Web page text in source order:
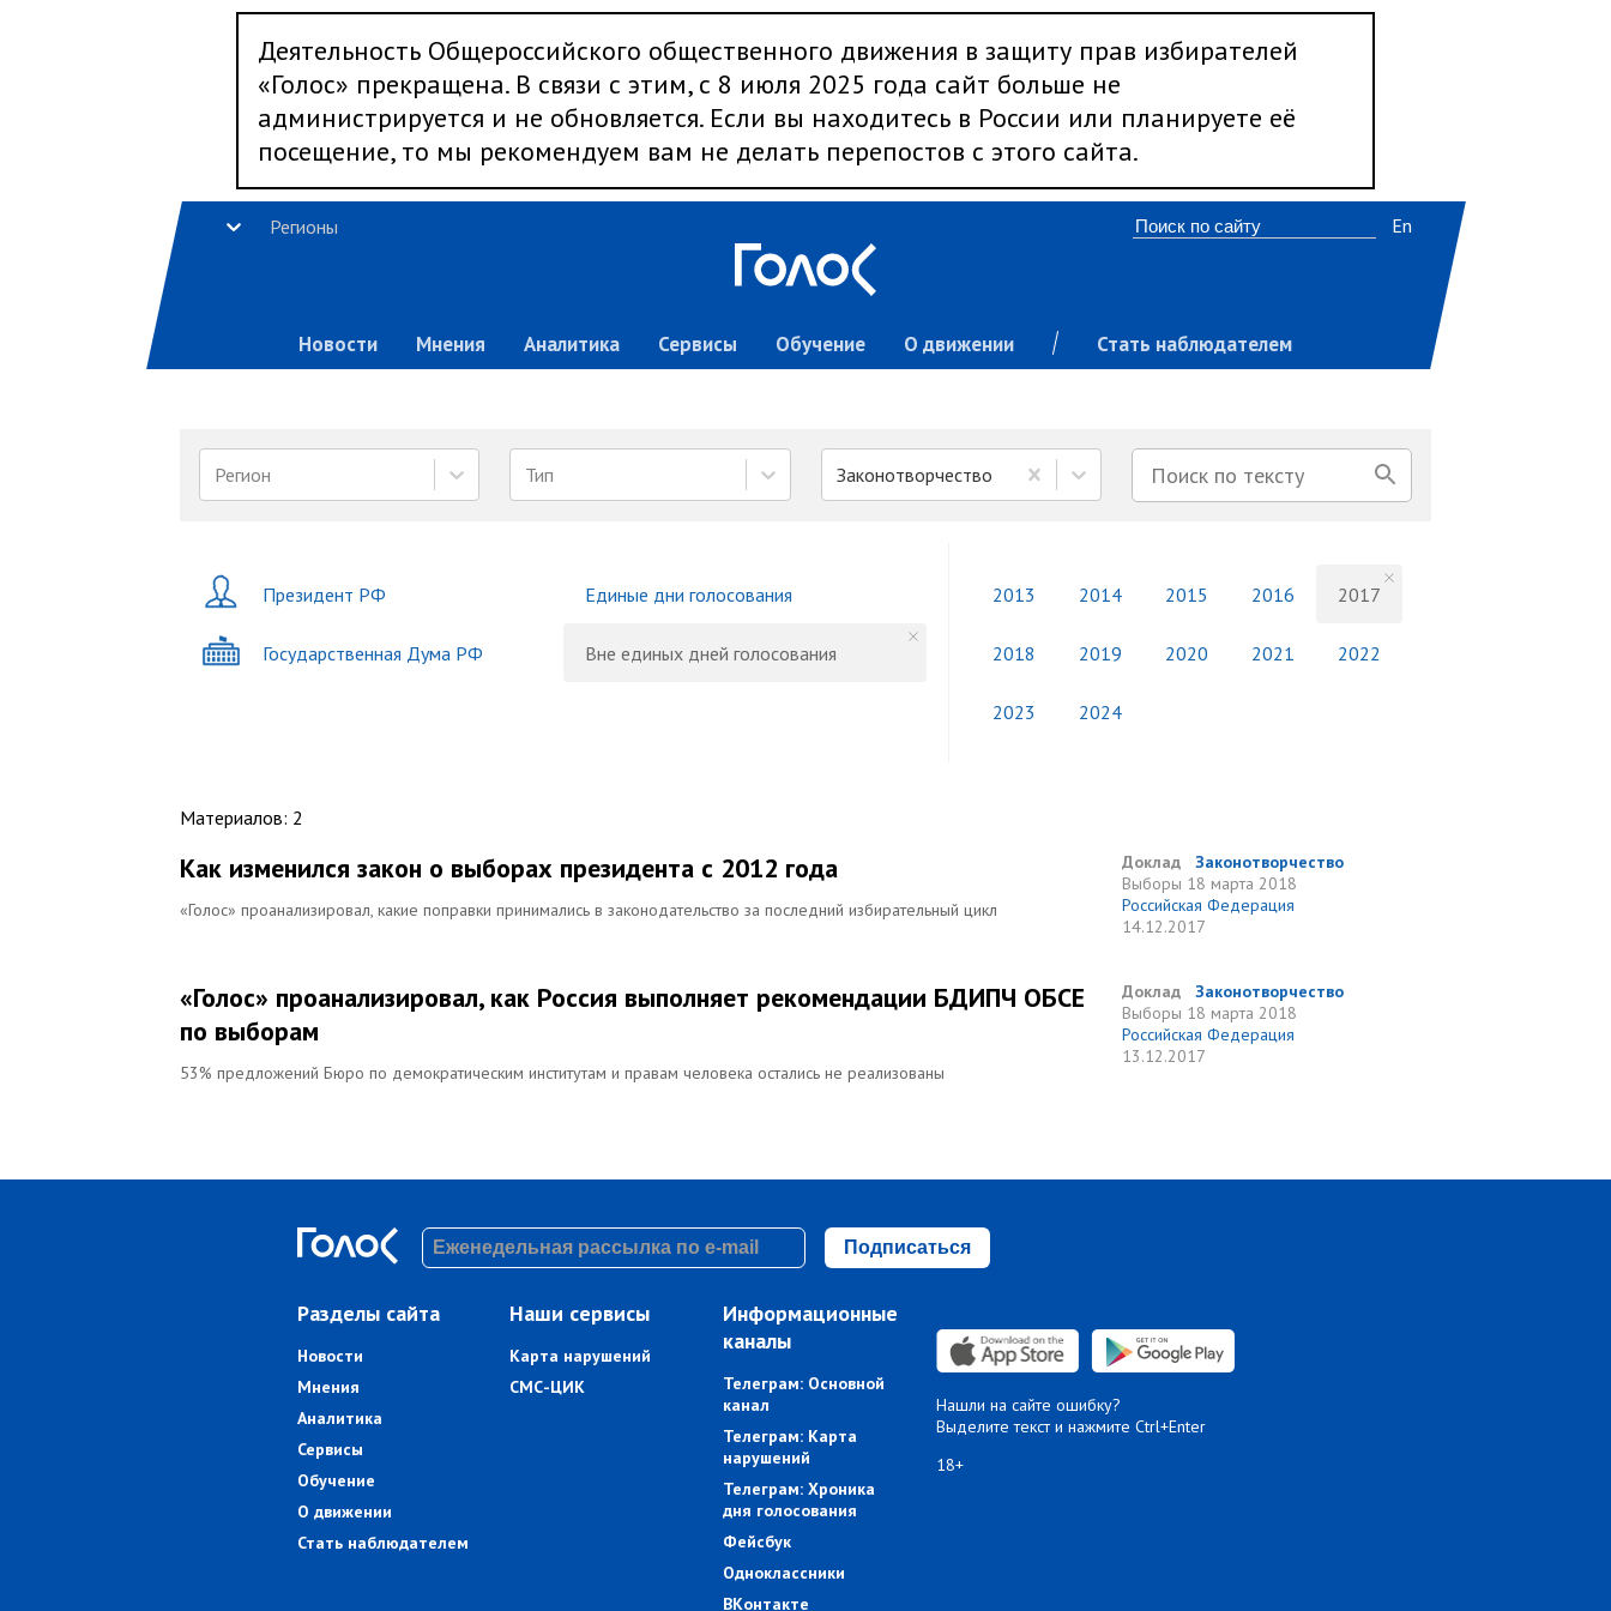
Деятельность Общероссийского общественного движения в защиту прав избирателей
«Голос» прекращена. В связи с этим, с 8 июля 2025 года сайт больше не
администрируется и не обновляется. Если вы находитесь в России или планируете её
посещение, то мы рекомендуем вам не делать перепостов с этого сайта.
Регионы
Новости Мнения Аналитика Сервисы Обучение О движении Стать наблюдателем
En
Регион Тип Законотворчество
Президент РФ
Государственная Дума РФ
Единые дни голосования
Вне единых дней голосования
2013 2014 2015 2016 2017
2018 2019 2020 2021 2022
2023 2024
Материалов: 2
Как изменился закон о выборах президента с 2012 года
«Голос» проанализировал, какие поправки принимались в законодательство за последний избирательный цикл
Доклад
Законотворчество
Выборы 18 марта 2018
Российская Федерация
14.12.2017
«Голос» проанализировал, как Россия выполняет рекомендации БДИПЧ ОБСЕ
по выборам
53% предложений Бюро по демократическим институтам и правам человека остались не реализованы
Доклад
Законотворчество
Выборы 18 марта 2018
Российская Федерация
13.12.2017
Подписаться
Разделы сайта
Новости
Мнения
Аналитика
Сервисы
Обучение
О движении
Стать наблюдателем
Наши сервисы
Карта нарушений
СМС-ЦИК
Информационные
каналы
Телеграм: Основной
канал
Телеграм: Карта
нарушений
Телеграм: Хроника
дня голосования
Фейсбук
Одноклассники
ВКонтакте
Нашли на сайте ошибку?
Выделите текст и нажмите Ctrl+Enter
18+